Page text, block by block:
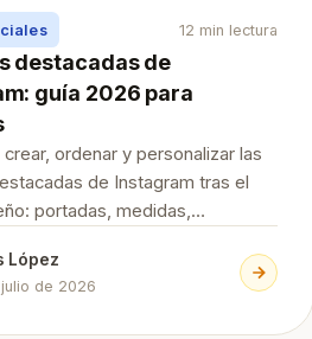
12 min lectura
destacadas de
guía 2026 para
ordenar y personalizar las
de Instagram tras el
portadas, medidas,
López
de 2026